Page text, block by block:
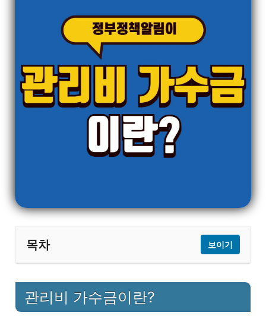
목차 보이기
2 관리비 가수금은 왜 발생할까?
관리비 가수금이란?